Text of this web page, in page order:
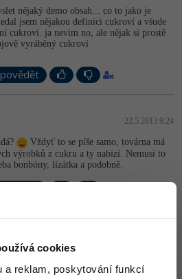
cookies
a reklam, poskytování funkcí
nějaký demo obsah... co to jako je
jsem nějakou definici cukroví a všude
cukroví. ja nevim no, ale nějak si prostě
vyráběný cukroví
22.5.2013 9:24
Vždyť to se píše samo, továrna má
výrobků z cukru a ty nabízí. Nemusí to
bonbóny, lízátka a podobně.
být i obyčejná cukrárna. Kterým se